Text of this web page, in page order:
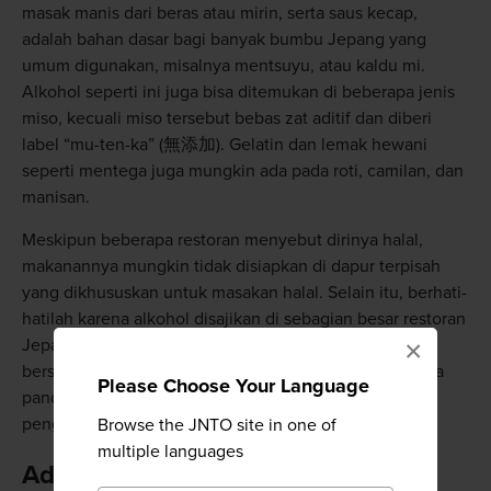
Please Choose Your Language
Browse the JNTO site in one of
multiple languages
×
masak manis dari beras atau mirin, serta saus kecap,
adalah bahan dasar bagi banyak bumbu Jepang yang
umum digunakan, misalnya mentsuyu, atau kaldu mi.
Alkohol seperti ini juga bisa ditemukan di beberapa jenis
miso, kecuali miso tersebut bebas zat aditif dan diberi
label “mu-ten-ka” (無添加). Gelatin dan lemak hewani
seperti mentega juga mungkin ada pada roti, camilan, dan
manisan.
Meskipun beberapa restoran menyebut dirinya halal,
makanannya mungkin tidak disiapkan di dapur terpisah
yang dikhususkan untuk masakan halal. Selain itu, berhati-
hatilah karena alkohol disajikan di sebagian besar restoran
Jepang. Muslim yang mencari restoran dengan menu
bersertifikasi halal sebaiknya berkonsultasi dengan jasa
panduan restoran lokal yang dikhususkan bagi
pengunjung muslim.
Adakah Ruang Salat dan Masjid di